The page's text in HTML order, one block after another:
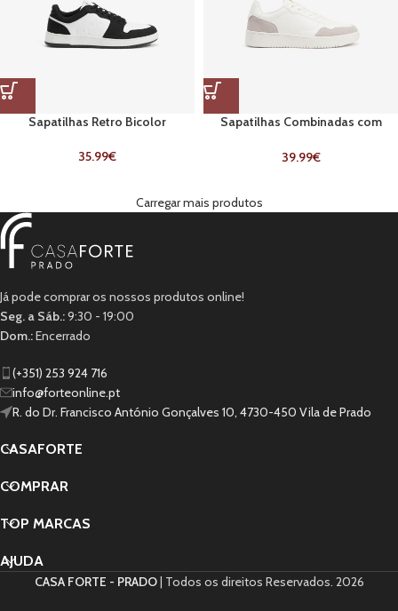
Sapatilhas Retro Bicolor
35.99€
Sapatilhas Combinadas com
39.99€
Carregar mais produtos
Já pode comprar os nossos produtos online!
Seg. a Sáb.:9:30 - 19:00
Dom.:Encerrado
(+351) 253 924 716
info@forteonline.pt
R. do Dr. Francisco António Gonçalves 10, 4730-450 Vila de Prado
CASAFORTE
COMPRAR
TOP MARCAS
AJUDA
CASA FORTE - PRADO| Todos os direitos Reservados. 2026